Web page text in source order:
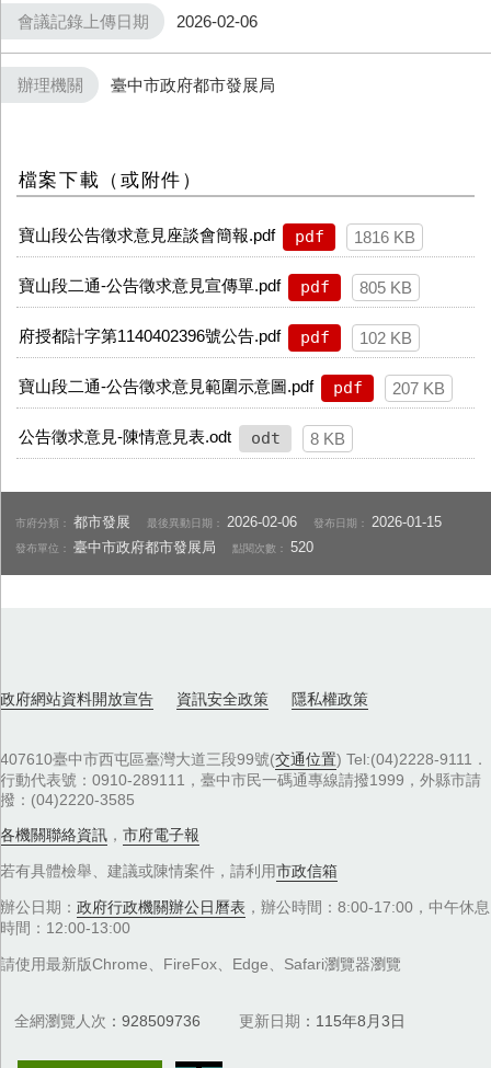
會議記錄上傳日期 2026-02-06
辦理機關 臺中市政府都市發展局
檔案下載（或附件）
寶山段公告徵求意見座談會簡報.pdf pdf 1816 KB
寶山段二通-公告徵求意見宣傳單.pdf pdf 805 KB
府授都計字第1140402396號公告.pdf pdf 102 KB
寶山段二通-公告徵求意見範圍示意圖.pdf pdf 207 KB
公告徵求意見-陳情意見表.odt odt 8 KB
市府分類：都市發展 最後異動日期： 2026-02-06 發布日期： 2026-01-15
發布單位：臺中市政府都市發展局 點閱次數：520
政府網站資料開放宣告 資訊安全政策 隱私權政策
407610臺中市西屯區臺灣大道三段99號(交通位置) Tel:(04)2228-9111．
行動代表號：0910-289111，臺中市民一碼通專線請撥1999，外縣市請
撥：(04)2220-3585
各機關聯絡資訊 ， 市府電子報
若有具體檢舉、建議或陳情案件，請利用市政信箱
辦公日期： 政府行政機關辦公日曆表 ，辦公時間：8:00-17:00，中午休息
時間：12:00-13:00
請使用最新版Chrome、FireFox、Edge、Safari瀏覽器瀏覽
全網瀏覽人次 928509736 更新日期 115年8月3日